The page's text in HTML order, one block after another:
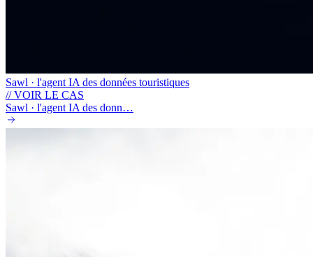
Sawl · l'agent IA des données touristiques
// VOIR LE CAS
Sawl · l'agent IA des donn…